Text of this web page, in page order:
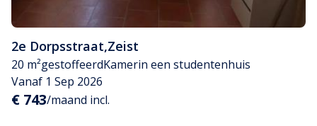
2e Dorpsstraat,Zeist
20 m²gestoffeerdKamerin een studentenhuis
Vanaf 1 Sep 2026
€ 743/maand incl.